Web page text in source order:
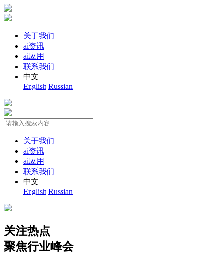
关于我们
ai资讯
ai应用
联系我们
中文
English Russian
关于我们
ai资讯
ai应用
联系我们
中文
English Russian
关注热点
聚焦行业峰会